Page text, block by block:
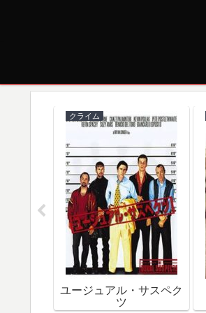
クライム
ユージュアル・サスペク
ツ